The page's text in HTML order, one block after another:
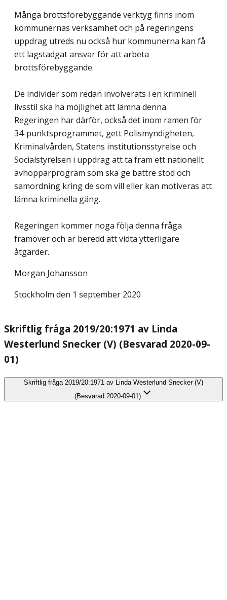
Många brottsförebyggande verktyg finns inom
kommunernas verksamhet och på regeringens
uppdrag utreds nu också hur kommunerna kan få
ett lagstadgat ansvar för att arbeta
brottsförebyggande.
De individer som redan involverats i en kriminell
livsstil ska ha möjlighet att lämna denna.
Regeringen har därför, också det inom ramen för
34-punktsprogrammet, gett Polismyndigheten,
Kriminalvården, Statens institutionsstyrelse och
Socialstyrelsen i uppdrag att ta fram ett nationellt
avhopparprogram som ska ge bättre stöd och
samordning kring de som vill eller kan motiveras att
lämna kriminella gäng.
Regeringen kommer noga följa denna fråga
framöver och är beredd att vidta ytterligare
åtgärder.
Morgan Johansson
Stockholm den 1 september 2020
Skriftlig fråga 2019/20:1971 av Linda
Westerlund Snecker (V) (Besvarad 2020-09-
01)
Skriftlig fråga 2019/20:1971 av Linda Westerlund Snecker (V)
(Besvarad 2020-09-01)